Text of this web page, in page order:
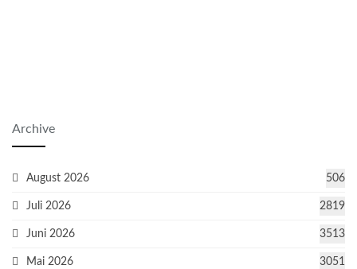
Archive
August 2026 506
Juli 2026 2819
Juni 2026 3513
Mai 2026 3051